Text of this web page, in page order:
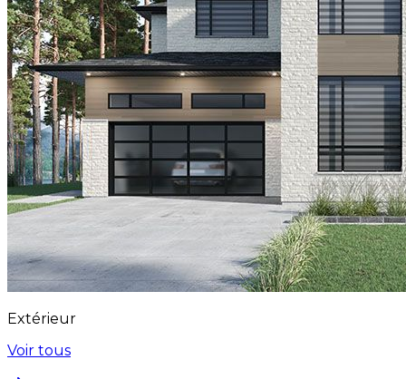
Extérieur
Voir tous